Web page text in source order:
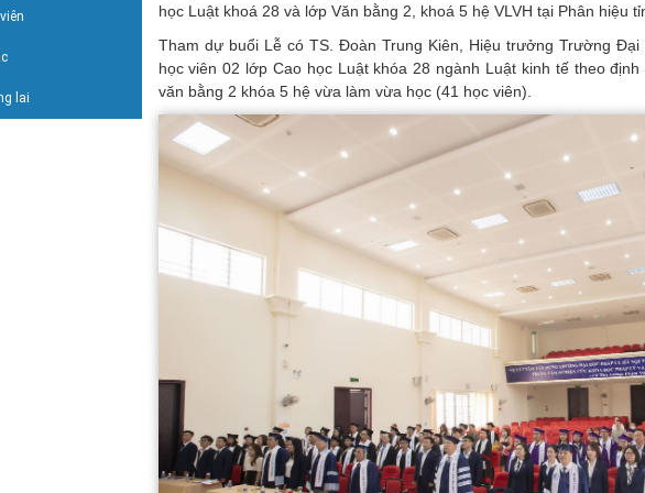
lai
học Luật khoá 28 và lớp Văn bằng 2, khoá 5 hệ VLVH tại Phân hiệu
Tham dự buổi Lễ có TS. Đoàn Trung Kiên, Hiệu trưởng Trường
học viên 02 lớp Cao học Luật khóa 28 ngành Luật kinh tế theo
văn bằng 2 khóa 5 hệ vừa làm vừa học (41 học viên).